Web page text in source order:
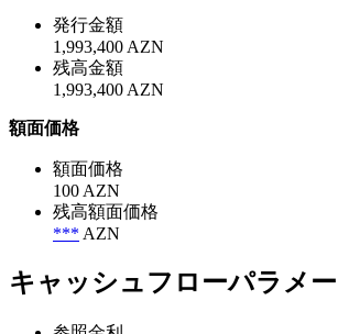
発行金額
1,993,400 AZN
残高金額
1,993,400 AZN
額面価格
額面価格
100 AZN
残高額面価格
*** AZN
キャッシュフローパラメ